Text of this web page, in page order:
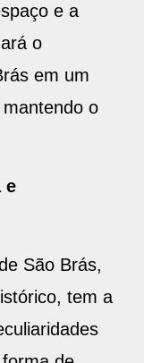
e a
o
em um
o
São Brás,
tem a